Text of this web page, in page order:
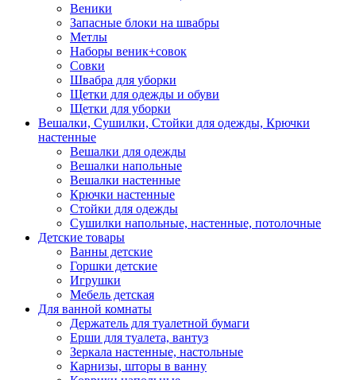
Веники
Запасные блоки на швабры
Метлы
Наборы веник+совок
Совки
Швабра для уборки
Щетки для одежды и обуви
Щетки для уборки
Вешалки, Сушилки, Стойки для одежды, Крючки
настенные
Вешалки для одежды
Вешалки напольные
Вешалки настенные
Крючки настенные
Стойки для одежды
Сушилки напольные, настенные, потолочные
Детские товары
Ванны детские
Горшки детские
Игрушки
Мебель детская
Для ванной комнаты
Держатель для туалетной бумаги
Ерши для туалета, вантуз
Зеркала настенные, настольные
Карнизы, шторы в ванну